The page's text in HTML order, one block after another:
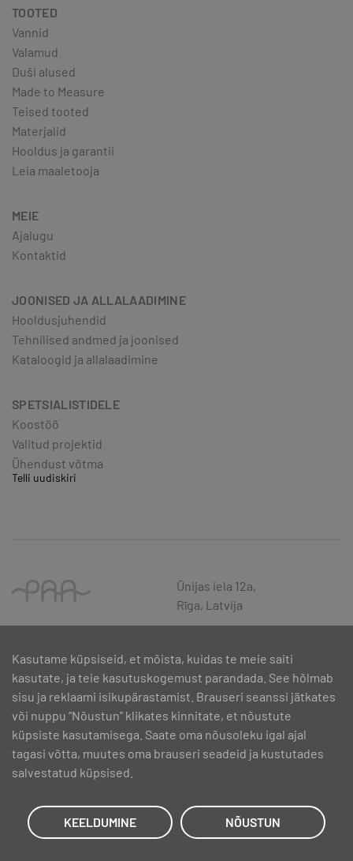
TOOTED
Vannid
Valamud
Duši alused
Made to Measure
Teised tooted
Materjalid
Hooldus ja garantii
Leia maaletooja
MEIE
Ajalugu
Kontaktid
JOONISED JA ALLALAADIMINE
Hooldusjuhendid
Tehnilised andmed ja joonised
Kataloogid ja allalaadimine
SPETSIALISTIDELE
Koostöö
Valitud projektid
Ühendust võtma
Telli uudiskiri
Ūnijas iela 12a,
Rīga, Latvija
saņemšanu pasākuma “Atbalsts MVU inovatīvas uzņēmējdarbības
attīstībai”, ko līdzfinansē Eiropas Reģionālās attīstības fonds.
Kasutame küpsiseid, et mõista, kuidas te meie saiti
kasutate, ja teie kasutuskogemust parandada. See hõlmab
sisu ja reklaami isikupärastamist. Brauseri seanssi jätkates
või nuppu “Nõustun” klikates kinnitate, et nõustute
küpsiste kasutamisega. Saate oma nõusoleku igal ajal
tagasi võtta, muutes oma brauseri seadeid ja kustutades
salvestatud küpsised.
KEELDUMINE NÕUSTUN